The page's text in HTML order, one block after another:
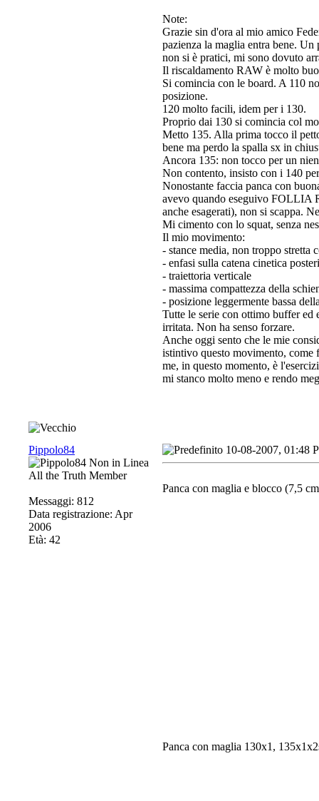
Note:
Grazie sin d'ora al mio amico
pazienza la maglia entra bene.
non si è pratici, mi sono dovuto
Il riscaldamento RAW è molto
Si comincia con le board. A 110
posizione.
120 molto facili, idem per i 130.
Proprio dai 130 si comincia col
Metto 135. Alla prima tocco il
bene ma perdo la spalla sx in
Ancora 135: non tocco per un
Non contento, insisto con i 140
Nonostante faccia panca con
avevo quando eseguivo FOLLIA
anche esagerati), non si scappa.
Mi cimento con lo squat, senza
Il mio movimento:
- stance media, non troppo stretta
- enfasi sulla catena cinetica
- traiettoria verticale
- massima compattezza della
- posizione leggermente bassa
Tutte le serie con ottimo buffer ed
irritata. Non ha senso forzare.
Anche oggi sento che le mie
istintivo questo movimento,
me, in questo momento, è
mi stanco molto meno e rendo
Pippolo84
All the Truth Member
Messaggi: 812
Data registrazione: Apr
2006
Età: 42
10-08-2007, 01:48
Panca con maglia e blocco (7,5
Panca con maglia 130x1,